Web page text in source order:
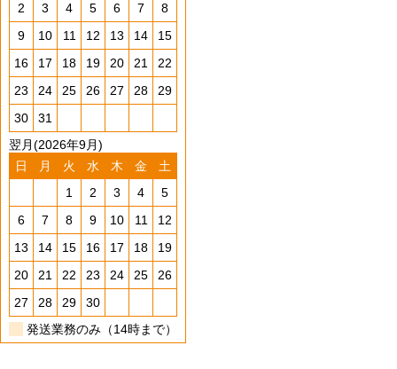
2
3 4 5 6 7
8
9
10 11 12 13 14
15
16
17 18 19 20 21
22
23
24 25 26 27 28
29
30
31
翌月(2026年9月)
日
月 火 水 木 金
土
1
2 3 4
5
6
7 8 9 10 11
12
13
14 15 16 17 18
19
20
21 22 23 24 25
26
27
28 29
30
発送業務のみ（14時まで）